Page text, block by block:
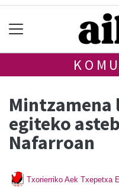
Mintzamena
egiteko
Nafarroan
Txorierriko Aek Txepetxa